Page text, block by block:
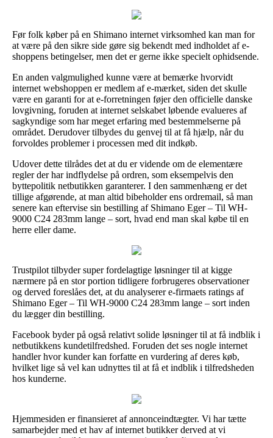
Før folk køber på en Shimano internet virksomhed kan man for
at være på den sikre side gøre sig bekendt med indholdet af e-
shoppens betingelser, men det er gerne ikke specielt ophidsende.
En anden valgmulighed kunne være at bemærke hvorvidt
internet webshoppen er medlem af e-mærket, siden det skulle
være en garanti for at e-forretningen føjer den officielle danske
lovgivning, foruden at internet selskabet løbende evalueres af
sagkyndige som har meget erfaring med bestemmelserne på
området. Derudover tilbydes du genvej til at få hjælp, når du
forvoldes problemer i processen med dit indkøb.
Udover dette tilrådes det at du er vidende om de elementære
regler der har indflydelse på ordren, som eksempelvis den
byttepolitik netbutikken garanterer. I den sammenhæng er det
tillige afgørende, at man altid bibeholder ens ordremail, så man
senere kan eftervise sin bestilling af Shimano Eger – Til WH-
9000 C24 283mm lange – sort, hvad end man skal købe til en
herre eller dame.
Trustpilot tilbyder super fordelagtige løsninger til at kigge
nærmere på en stor portion tidligere forbrugeres observationer
og derved foreslåes det, at du analyserer e-firmaets ratings af
Shimano Eger – Til WH-9000 C24 283mm lange – sort inden
du lægger din bestilling.
Facebook byder på også relativt solide løsninger til at få indblik i
netbutikkens kundetilfredshed. Foruden det ses nogle internet
handler hvor kunder kan forfatte en vurdering af deres køb,
hvilket lige så vel kan udnyttes til at få et indblik i tilfredsheden
hos kunderne.
Hjemmesiden er finansieret af annonceindtægter. Vi har tætte
samarbejder med et hav af internet butikker derved at vi